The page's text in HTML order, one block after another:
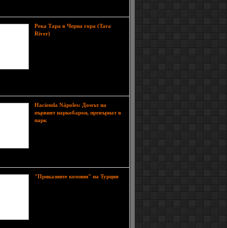
Река Тара в Черна гора (Tara
River)Каньонът на река Тара (на
Hacienda Nápoles: Домът на
първият наркобарон, превърнат в
паркНа около 180 км югоизточно
"Приказните комини" на Турция